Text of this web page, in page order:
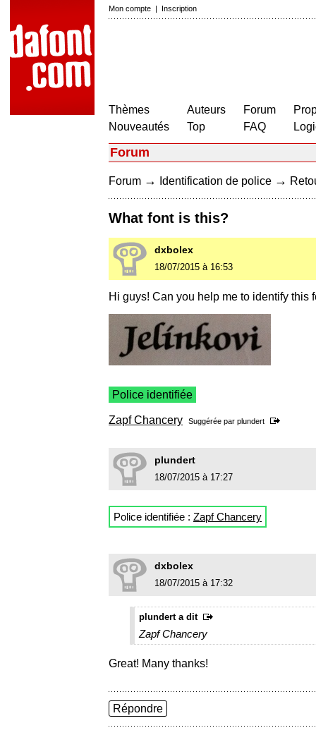
Mon compte | Inscription
Thèmes
Nouveautés
Auteurs
Top
Forum
FAQ
Forum
Forum → Identification de police →
What font is this?
dxbolex
18/07/2015 à 16:53
Hi guys! Can you help me to identify this
Police identifiée
Zapf Chancery Suggérée par plundert
plundert
18/07/2015 à 17:27
Police identifiée : Zapf Chancery
dxbolex
18/07/2015 à 17:32
plundert a dit
Zapf Chancery
Great! Many thanks!
Répondre